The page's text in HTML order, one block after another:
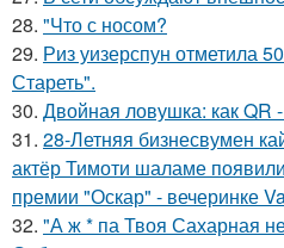
28. "Что с носом?
29. Риз уизерспун отметила
Стареть".
30. Двойная ловушка: как QR
31. 28-Летняя бизнесвумен
актёр Тимоти шаламе
премии "Оскар" - вечеринке
32. "А ж * па Твоя Сахарная